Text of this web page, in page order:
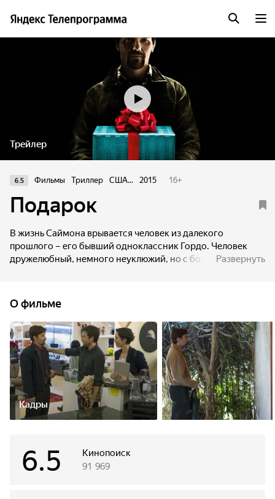
Трейлер
6.5 Фильмы Триллер США... 2015 16+
Подарок
В жизнь Саймона врывается человек из далекого
прошлого – его бывший одноклассник Гордо. Человек
дружелюбный, немного неуклюжий, но с большими
идеальной, однако Гордо вносит в жизнь молодоженов
свои коррективы.
Развернуть
О фильме
Кадры
Кинопоиск
6.5 91 969